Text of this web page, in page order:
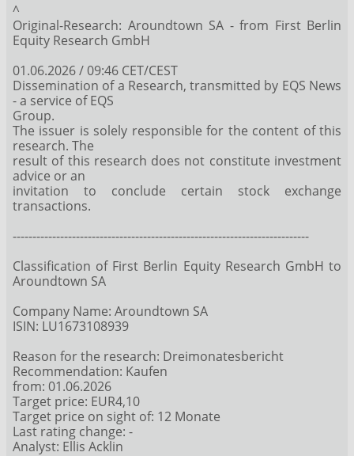
^
Original-Research: Aroundtown SA - from First Berlin
Equity Research GmbH
01.06.2026 / 09:46 CET/CEST
Dissemination of a Research, transmitted by EQS News
- a service of EQS
Group.
The issuer is solely responsible for the content of this
research. The
result of this research does not constitute investment
advice or an
invitation to conclude certain stock exchange
transactions.
---------------------------------------------------------------------------
Classification of First Berlin Equity Research GmbH to
Aroundtown SA
Company Name: Aroundtown SA
ISIN: LU1673108939
Reason for the research: Dreimonatesbericht
Recommendation: Kaufen
from: 01.06.2026
Target price: EUR4,10
Target price on sight of: 12 Monate
Last rating change: -
Analyst: Ellis Acklin